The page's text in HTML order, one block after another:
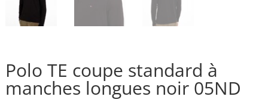
Polo TE coupe standard à
manches longues noir 05ND